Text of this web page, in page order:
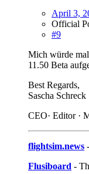
April 3,
Official
#9
Mich würde
11.50 Beta
Best Regards,
Sascha Schreck
CEO· Editor ·
flightsim.news
Flusiboard -